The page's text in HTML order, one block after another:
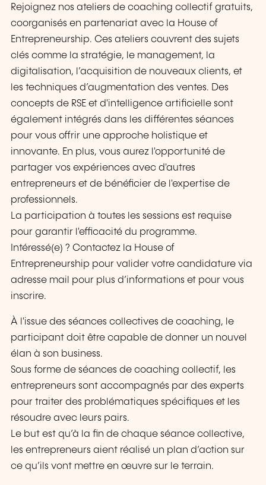
Rejoignez nos ateliers de coaching collectif gratuits,
coorganisés en partenariat avec la House of
Entrepreneurship. Ces ateliers couvrent des sujets
clés comme la stratégie, le management, la
digitalisation, l’acquisition de nouveaux clients, et
les techniques d’augmentation des ventes. Des
concepts de RSE et d'intelligence artificielle sont
également intégrés dans les différentes séances
pour vous offrir une approche holistique et
innovante. En plus, vous aurez l'opportunité de
partager vos expériences avec d'autres
entrepreneurs et de bénéficier de l'expertise de
professionnels.
La participation à toutes les sessions est requise
pour garantir l'efficacité du programme.
Intéressé(e) ? Contactez la House of
Entrepreneurship pour valider votre candidature via
adresse mail pour plus d’informations et pour vous
inscrire.
À l'issue des séances collectives de coaching, le
participant doit être capable de donner un nouvel
élan à son business.
Sous forme de séances de coaching collectif, les
entrepreneurs sont accompagnés par des experts
pour traiter des problématiques spécifiques et les
résoudre avec leurs pairs.
Le but est qu’à la fin de chaque séance collective,
les entrepreneurs aient réalisé un plan d’action sur
ce qu’ils vont mettre en œuvre sur le terrain.